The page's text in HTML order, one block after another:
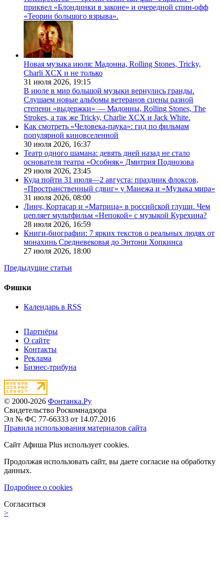
приквел «Блондинки в законе» и очередной спин-офф
«Теории большого взрыва».
Новая музыка июля: Мадонна, Rolling Stones, Tricky,
Charli XCX и не только
31 июля 2026, 19:15
В июле в мир большой музыки вернулись гранды.
Слушаем новые альбомы ветеранов сцены разной
степени «выдержки» — Мадонны, Rolling Stones, The
Strokes, а так же Tricky, Charlie XCX и Jack White.
Как смотреть «Человека-паука»: гид по фильмам
популярной киновселенной
30 июля 2026, 16:37
Театр одного шамана: девять дней назад не стало
основателя театра «Особняк» Дмитрия Поднозова
29 июля 2026, 23:45
Куда пойти 31 июля—2 августа: праздник флоксов,
«Пространственный сдвиг» у Манежа и «Музыка мира»
31 июля 2026, 08:00
Линч, Кортасар и «Матрица» в российской глуши. Чем
цепляет мультфильм «Непокой» с музыкой Курехина?
28 июля 2026, 16:59
Книги-биографии: 7 ярких текстов о реальных людях от
монахинь Средневековья до Энтони Хопкинса
27 июля 2026, 18:00
Предыдущие статьи
Фишки
Календарь в RSS
Партнёры
О сайте
Контакты
Реклама
Бизнес-трибуна
© 2000-2026 Фонтанка.Ру
Свидетельство Роскомнадзора
Эл № ФС 77-66333 от 14.07.2016
Правила использования материалов сайта
Сайт Афиша Plus использует cookies.
Продолжая использовать сайт, вы даете согласие на обработку
данных.
Подробнее о cookies
Согласиться
>